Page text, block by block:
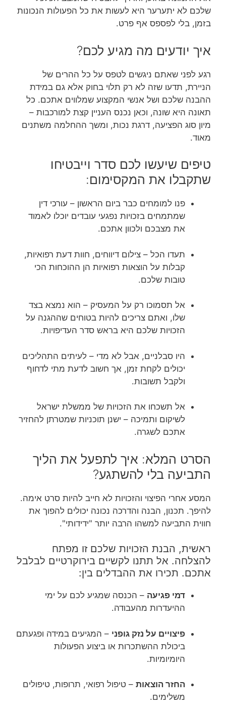
שלכם לא יתערער היא לעשות את כל הפעולות הנכונות
בזמן, בלי לפספס אף פרט.
איך יודעים מה מגיע לכם?
רגע לפני שאתם ניגשים לטפס על כל ההרים של
הניירת, תדעו שזה לא רק תלוי בחוק אלא גם במידת
ההבנה שלכם ושל אנשי המקצוע שמלווים אתכם. כל
תאונה היא שונה, וכאן נכנס העניין קצת למורכבות –
מיון סוג הפציעה, דרגת נכות, ומשך ההחלמה משתנים
מאוד.
טיפים שיעשו לכם סדר וייבטיחו
שתקבלו את המקסימום:
פנו למומחים כבר ביום הראשון – עורכי דין
שמתמחים בזכויות נפגעי עובדים יוכלו לאמוד
את מצבכם ולכוון אתכם.
תעדו הכל – צילום דיווחים, חוות דעת רפואיות,
קבלות על הוצאות רפואיות הן ההוכחות הכי
טובות שלכם.
אל תסמוכו רק על המעסיק – הוא נמצא בצד
שלו, ואתם צריכים להיות בטוחים שההגנה על
הזכויות שלכם היא בראש סדר העדיפויות.
היו סבלניים, אבל לא מדי – לעיתים התהליכים
יכולים לקחת זמן, אך חשוב לדעת מתי לדחוף
ולקבל תשובות.
אל תשכחו את הזכויות של ממשלת ישראל
לשיקום ותמיכה – ישנן תוכניות שמטרתן להחזיר
אתכם לשגרה.
הסרט המלא: איך לתפעל את הליך
התביעה בלי להשתגע?
המסע אחרי הפיצוי והזכויות לא חייב להיות סרט אימה.
להיפך. תכנון, הבנה והדרכה נכונה יכולים להפוך את
חווית התביעה למשהו הרבה יותר "ידידותי".
ראשית, הבנת הזכויות שלכם זו מפתח
להצלחה. אל תתנו לקשיים בירוקרטיים לבלבל
אתכם. תכירו את ההבדלים בין:
דמי פגיעה – הכנסה שמגיע לכם על ימי
ההיעדרות מהעבודה.
פיצויים על נזק גופני – המגיעים במידה ופגעתם
ביכולת ההשתכרות או ביצוע הפעולות
היומיומיות.
החזר הוצאות – טיפול רפואי, תרופות, טיפולים
משלימים.